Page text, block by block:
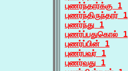
புணர்ந்தார்க்கு 1
புணர்ந்திருந்தார் 1
புணர்ந்து 1
புணர்ப்பதுகொல் 1
புணர்ப்பின் 1
புணர்பவர் 1
புணர்வது 1